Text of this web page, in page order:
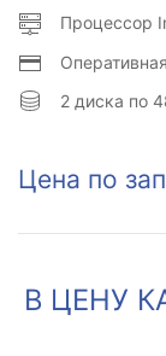
Процессор
2 диска по
Цена по
В ЦЕНУ